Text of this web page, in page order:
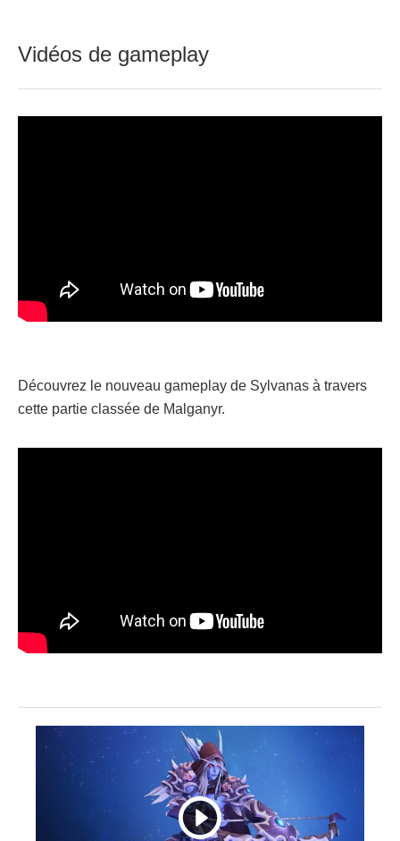
Vidéos de gameplay
Découvrez le nouveau gameplay de Sylvanas à travers
cette partie classée de Malganyr.